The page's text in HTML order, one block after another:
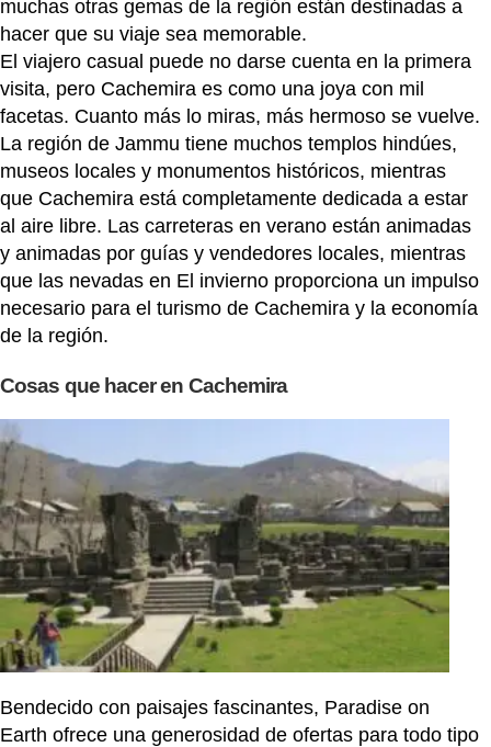
muchas otras gemas de la región están destinadas a
hacer que su viaje sea memorable.
El viajero casual puede no darse cuenta en la primera
visita, pero Cachemira es como una joya con mil
facetas. Cuanto más lo miras, más hermoso se vuelve.
La región de Jammu tiene muchos templos hindúes,
museos locales y monumentos históricos, mientras
que Cachemira está completamente dedicada a estar
al aire libre. Las carreteras en verano están animadas
y animadas por guías y vendedores locales, mientras
que las nevadas en El invierno proporciona un impulso
necesario para el turismo de Cachemira y la economía
de la región.
Cosas que hacer en Cachemira
Bendecido con paisajes fascinantes, Paradise on
Earth ofrece una generosidad de ofertas para todo tipo